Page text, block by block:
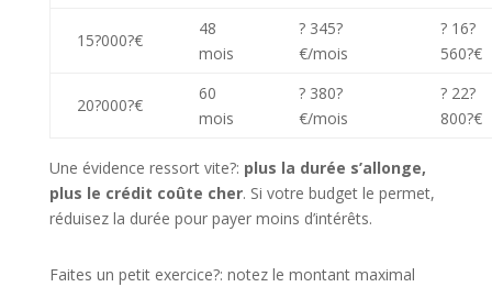
15?000?€
48
mois
? 345?
€/mois
? 16?
560?€
20?000?€
60
mois
? 380?
€/mois
? 22?
800?€
Une évidence ressort vite?: plus la durée s’allonge,
plus le crédit coûte cher. Si votre budget le permet,
réduisez la durée pour payer moins d’intérêts.
Faites un petit exercice?: notez le montant maximal